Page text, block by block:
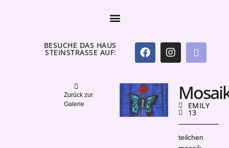
BESUCHE DAS HAUS
STEINSTRASSE AUF:
Zurück zur
Galerie
EMILY
13
teilchen